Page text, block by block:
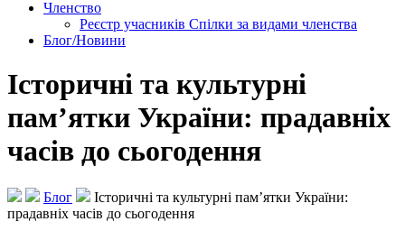
Членство
Реєстр учасників Спілки за видами членства
Блог/Новини
Історичні та культурні
пам’ятки України: прадавніх
часів до сьогодення
Блог
Історичні та культурні пам’ятки України:
прадавніх часів до сьогодення